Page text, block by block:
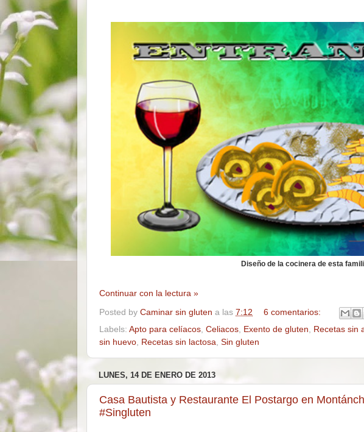
Diseño de la cocinera de esta
Continuar con la lectura »
Posted by Caminar sin gluten a las 7:12
6 comentarios:
Labels: Apto para celíacos, Celiacos, Exento de gluten, Recetas sin
sin huevo, Recetas sin lactosa, Sin gluten
LUNES, 14 DE ENERO DE 2013
Casa Bautista y Restaurante El Postargo en
#Singluten